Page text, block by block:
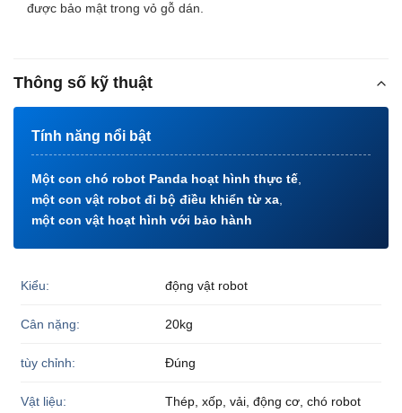
được bảo mật trong vỏ gỗ dán.
Thông số kỹ thuật
Tính năng nổi bật
Một con chó robot Panda hoạt hình thực tế,
một con vật robot đi bộ điều khiển từ xa,
một con vật hoạt hình với bảo hành
Kiểu: động vật robot
Cân nặng: 20kg
tùy chỉnh: Đúng
Vật liệu:
Thép, xốp, vải, động cơ, chó robot